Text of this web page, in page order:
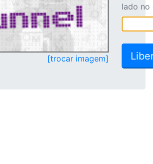
[trocar imagem]
lado no